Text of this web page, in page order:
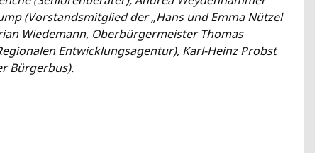
(Vorstandsmitglied der „Hans und Emma Nützel
Wiedemann, Oberbürgermeister Thomas
Entwicklungsagentur), Karl-Heinz Probst
Bürgerbus).